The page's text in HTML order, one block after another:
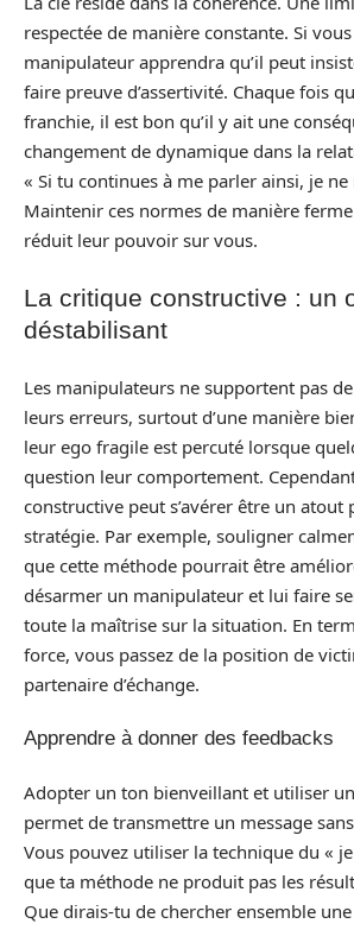
respectée de manière constante. Si
manipulateur apprendra qu’il peut
faire preuve d’assertivité. Chaque fois
franchie, il est bon qu’il y ait une
changement de dynamique dans la
« Si tu continues à me parler ainsi, je
Maintenir ces normes de manière
réduit leur pouvoir sur vous.
La critique constructive : un
déstabilisant
Les manipulateurs ne supportent pas
leurs erreurs, surtout d’une manière
leur ego fragile est percuté lorsque
question leur comportement.
constructive peut s’avérer être un
stratégie. Par exemple, souligner
que cette méthode pourrait être
désarmer un manipulateur et lui faire
toute la maîtrise sur la situation. En
force, vous passez de la position de
partenaire d’échange.
Apprendre à donner des feedbacks
Adopter un ton bienveillant et utiliser
permet de transmettre un message
Vous pouvez utiliser la technique du « je
que ta méthode ne produit pas les
Que dirais-tu de chercher ensemble